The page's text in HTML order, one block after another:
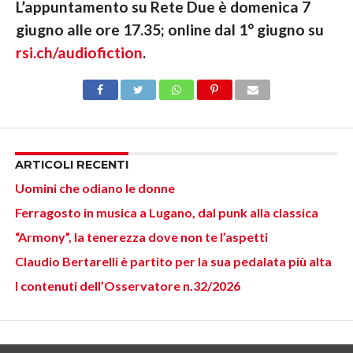
L’appuntamento su Rete Due è domenica 7
giugno alle ore 17.35; online dal 1° giugno su
rsi.ch/audiofiction.
ARTICOLI RECENTI
Uomini che odiano le donne
Ferragosto in musica a Lugano, dal punk alla classica
“Armony”, la tenerezza dove non te l’aspetti
Claudio Bertarelli è partito per la sua pedalata più alta
I contenuti dell’Osservatore n.32/2026